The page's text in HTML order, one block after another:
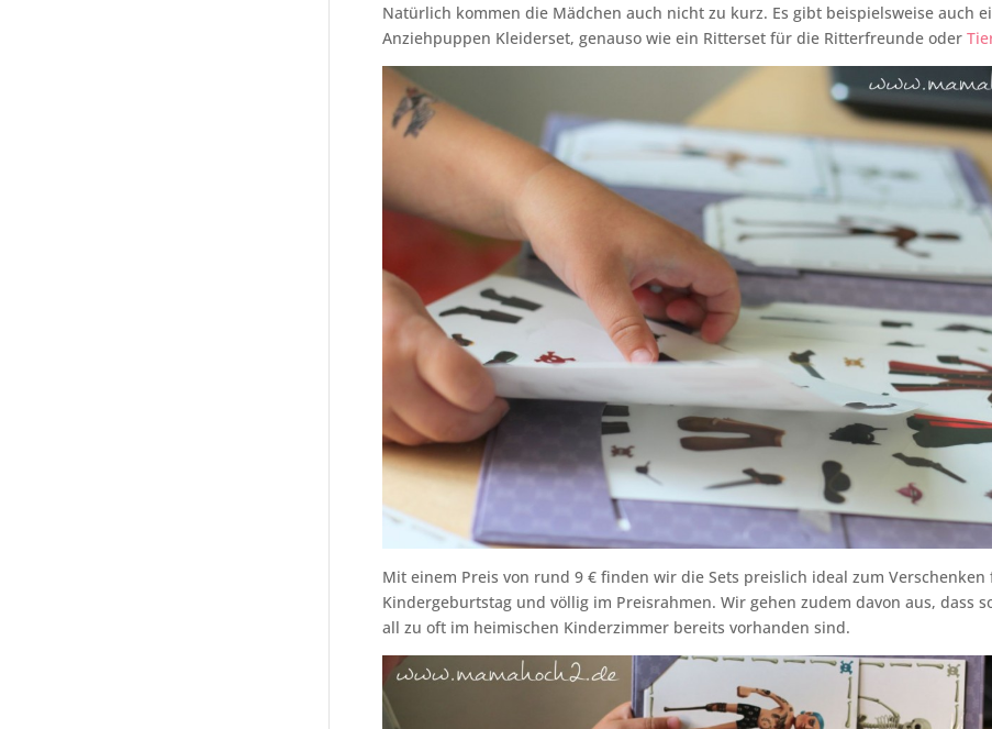
Natürlich kommen die Mädchen auch nicht zu kurz. Es gibt beispielsweise auch
Anziehpuppen Kleiderset, genauso wie ein Ritterset für die Ritterfreunde oder
Mit einem Preis von rund 9 € finden wir die Sets preislich ideal zum Verschenken
Kindergeburtstag und völlig im Preisrahmen. Wir gehen zudem davon aus, dass
all zu oft im heimischen Kinderzimmer bereits vorhanden sind.